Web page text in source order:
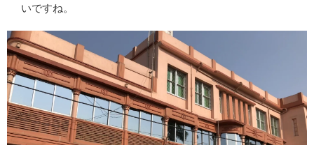
いですね。